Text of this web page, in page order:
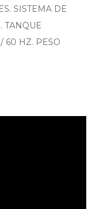
SISTEMA DE
TANQUE
60 HZ. PESO